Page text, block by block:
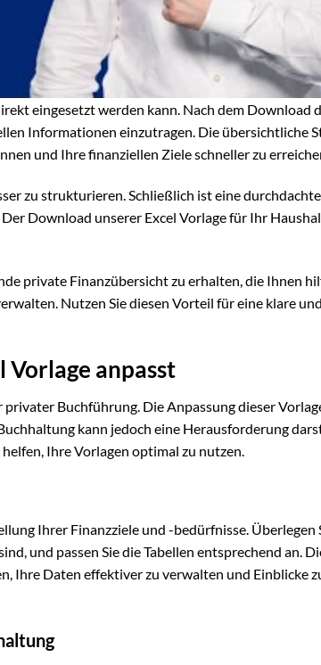
eingesetzt werden kann. Nach dem Download
Informationen einzutragen. Die übersichtliche
und Ihre finanziellen Ziele schneller zu
zu strukturieren. Schließlich ist eine durchdachte
Download unserer Excel Vorlage für Ihr
private Finanzübersicht zu erhalten, die Ihnen
Nutzen Sie diesen Vorteil für eine klare und
Vorlage anpasst
Buchführung. Die Anpassung dieser
kann jedoch eine Herausforderung
Ihre Vorlagen optimal zu nutzen.
Ihrer Finanzziele und -bedürfnisse. Überlegen
und passen Sie die Tabellen entsprechend an.
Ihre Daten effektiver zu verwalten und Einblicke